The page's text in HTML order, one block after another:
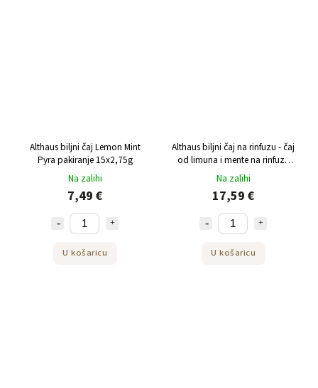
Althaus biljni čaj Lemon Mint
Pyra pakiranje 15x2,75g
Na zalihi
7,49 €
U košaricu
Althaus biljni čaj na rinfuzu - čaj
od limuna i mente na rinfuzu
150 g
Na zalihi
17,59 €
U košaricu